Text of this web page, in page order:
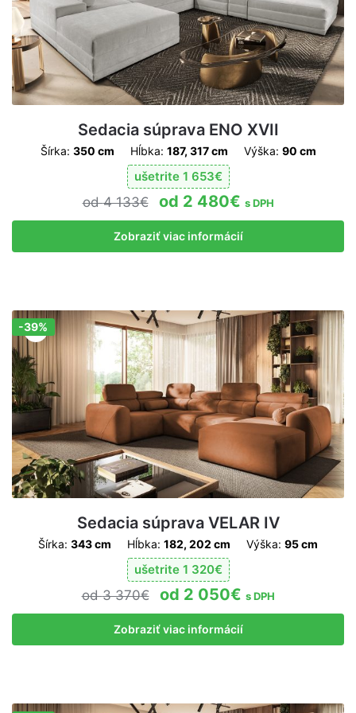
Sedacia súprava ENO XVII
Šírka: 350 cm Hĺbka: 187, 317 cm Výška: 90 cm
ušetrite 1 653€
4 133€ 2 480€ s DPH
Zobraziť viac informácií
Zľava!
-39%
Sedacia súprava VELAR IV
Šírka: 343 cm Hĺbka: 182, 202 cm Výška: 95 cm
ušetrite 1 320€
3 370€ 2 050€ s DPH
Zobraziť viac informácií